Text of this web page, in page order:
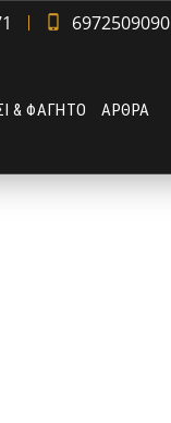
6972509090
& ΦΑΓΗΤΟ ΑΡΘΡΑ